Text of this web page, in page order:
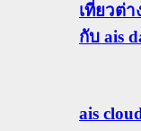
เที่ยวต่
กับ ais
ais